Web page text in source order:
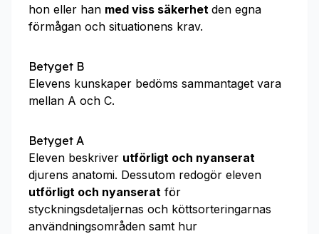
hon eller han med viss säkerhet den egna
förmågan och situationens krav.
Betyget B
Elevens kunskaper bedöms sammantaget vara
mellan A och C.
Betyget A
Eleven beskriver utförligt och nyanserat
djurens anatomi. Dessutom redogör eleven
utförligt och nyanserat för
styckningsdetaljernas och köttsorteringarnas
användningsområden samt hur